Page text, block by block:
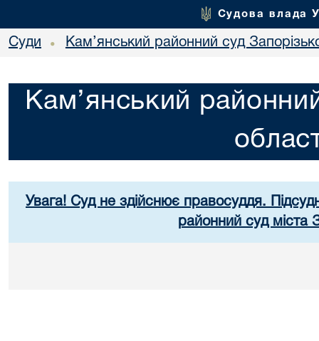
Судова влада
Суди • Кам’янський районний суд
Кам’янський
Увага! Суд не здійснює правосуддя.
районний суд міста